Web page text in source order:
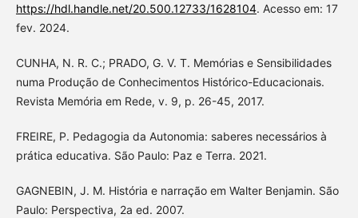
https://hdl.handle.net/20.500.12733/1628104. Acesso em: 17
fev. 2024.
CUNHA, N. R. C.; PRADO, G. V. T. Memórias e Sensibilidades
numa Produção de Conhecimentos Histórico-Educacionais.
Revista Memória em Rede, v. 9, p. 26-45, 2017.
FREIRE, P. Pedagogia da Autonomia: saberes necessários à
prática educativa. São Paulo: Paz e Terra. 2021.
GAGNEBIN, J. M. História e narração em Walter Benjamin. São
Paulo: Perspectiva, 2a ed. 2007.